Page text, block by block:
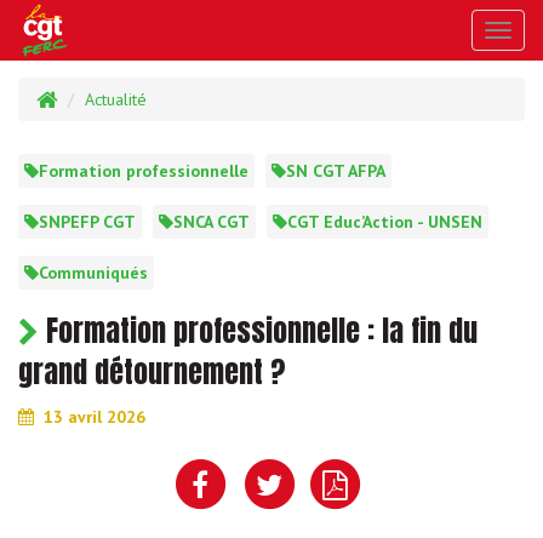
Actualité
Formation professionnelle SN CGT AFPA
SNPEFP CGT SNCA CGT CGT Educ’Action - UNSEN
Communiqués
Formation professionnelle : la fin du
grand détournement ?
13 avril 2026